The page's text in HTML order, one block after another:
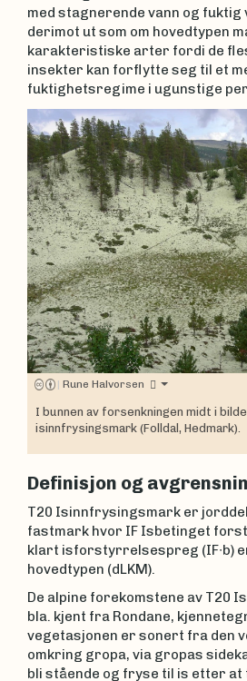
med stagnerende vann og fuktig
derimot ut som om hovedtypen
karakteristiske arter fordi de
insekter kan forflytte seg til et
fuktighetsregime i ugunstige
| Rune Halvorsen
I bunnen av forsenkningen midt i
isinnfrysingsmark (Folldal, Hedmark).
Definisjon og
T20 Isinnfrysingsmark er
fastmark hvor IF Isbetinget
klart isforstyrrelsespreg (IF∙b)
hovedtypen (dLKM).
De alpine forekomstene av T20
bla. kjent fra Rondane,
vegetasjonen er sonert fra den
omkring gropa, via gropas
bli stående og fryse til is etter at